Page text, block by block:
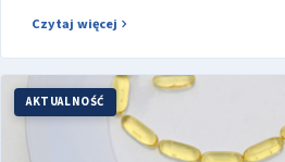
Czytaj więcej
AKTUALNOŚĆ